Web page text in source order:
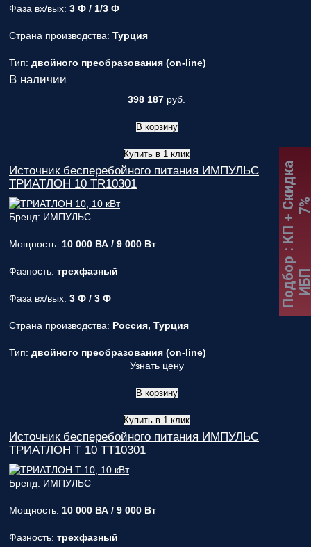
Фаза вх/вых: 3 Ф / 1/3 Ф
Страна производства: Турция
Тип: двойного преобразования (on-line)
В наличии
398 187 руб.
В корзину
Купить в 1 клик
Источник бесперебойного питания ИМПУЛЬС
ТРИАТЛОН 10 TR10301
Бренд: ИМПУЛЬС
Мощность: 10 000 ВА / 9 000 Вт
Фазность: трехфазный
Фаза вх/вых: 3 Ф / 3 Ф
Страна производства: Россия, Турция
Тип: двойного преобразования (on-line)
Узнать цену
В корзину
Купить в 1 клик
Источник бесперебойного питания ИМПУЛЬС
ТРИАТЛОН Т 10 TT10301
Бренд: ИМПУЛЬС
Мощность: 10 000 ВА / 9 000 Вт
Фазность: трехфазный
Подбор
:
К
П
+
С
к
и
д
к
а
7